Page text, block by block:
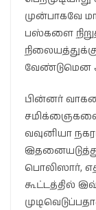
முன்பாகவே
பஸ்களை
வேண்டுமென
பின்னர்
வவுனியா
பொலிஸார்,
கூட்டத்தில்